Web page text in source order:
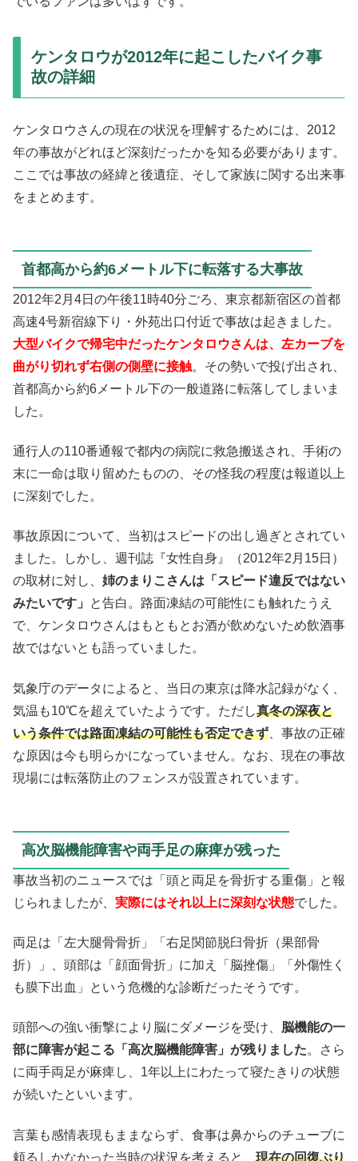
ケンタロウが2012年に起こしたバイク事
故の詳細
ケンタロウさんの現在の状況を理解するためには、2012
年の事故がどれほど深刻だったかを知る必要があります。
ここでは事故の経緯と後遺症、そして家族に関する出来事
をまとめます。
首都高から約6メートル下に転落する大事故
2012年2月4日の午後11時40分ごろ、東京都新宿区の首都
高速4号新宿線下り・外苑出口付近で事故は起きました。
大型バイクで帰宅中だったケンタロウさんは、左カーブを
曲がり切れず右側の側壁に接触。その勢いで投げ出され、
首都高から約6メートル下の一般道路に転落してしまいま
した。
通行人の110番通報で都内の病院に救急搬送され、手術の
末に一命は取り留めたものの、その怪我の程度は報道以上
に深刻でした。
事故原因について、当初はスピードの出し過ぎとされてい
ました。しかし、週刊誌『女性自身』（2012年2月15日）
の取材に対し、 姉のまりこさんは「スピード違反ではない
みたいです」
と告白。路面凍結の可能性にも触れたうえ
で、ケンタロウさんはもともとお酒が飲めないため飲酒事
故ではないとも語っていました。
気象庁のデータによると、当日の東京は降水記録がなく、
気温も10℃を超えていたようです。ただし真冬の深夜と
いう条件では路面凍結の可能性も否定できず 、事故の正確
な原因は今も明らかになっていません。なお、現在の事故
現場には転落防止のフェンスが設置されています。
高次脳機能障害や両手足の麻痺が残った
事故当初のニュースでは「頭と両足を骨折する重傷」と報
じられましたが、 実際にはそれ以上に深刻な状態でした。
両足は「左大腿骨骨折」「右足関節脱臼骨折（果部骨
折）」、頭部は「顔面骨折」に加え「脳挫傷」「外傷性く
も膜下出血」という危機的な診断だったそうです。
頭部への強い衝撃により脳にダメージを受け、 脳機能の一
部に障害が起こる「高次脳機能障害」が残りました。さら
に両手両足が麻痺し、1年以上にわたって寝たきりの状態
が続いたといいます。
言葉も感情表現もままならず、食事は鼻からのチューブに
頼るしかなかった当時の状況を考えると、 現在の回復ぶり